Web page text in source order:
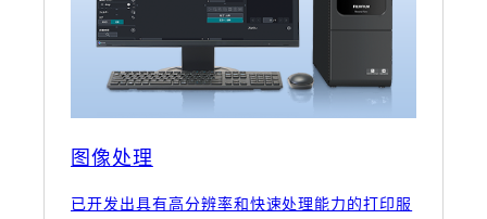
图像处理
已开发出具有高分辨率和快速处理能力的打印服